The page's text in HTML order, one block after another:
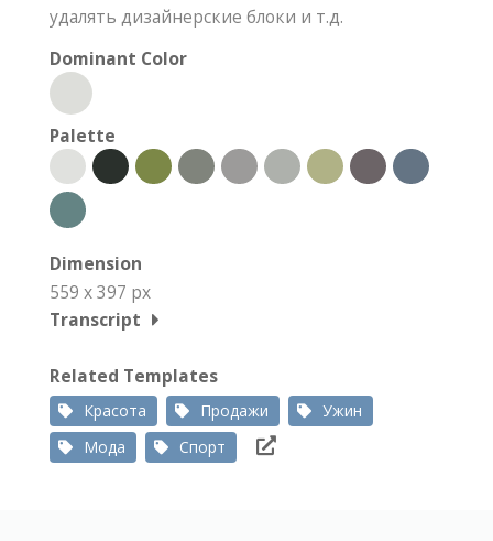
удалять дизайнерские блоки и т.д.
Dominant Color
Palette
Dimension
559 x 397 px
Transcript
Related Templates
Красота Продажи
Ужин
Мода
Спорт